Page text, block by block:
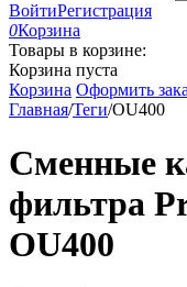
ВойтиРегистрация
0Корзина
Товары в корзине:
Корзина пуста
Корзина Оформить
Главная/Теги/OU400
Сменные
фильтра
OU400